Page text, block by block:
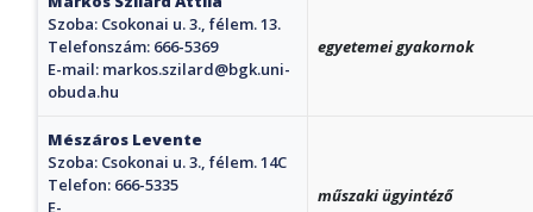
Szoba: Csokonai u. 3., félem. 13.
Telefonszám: 666-5369
E-mail: markos.szilard@bgk.uni-
obuda.hu
egyetemei gyakornok
Mészáros Levente
Szoba: Csokonai u. 3., félem. 14C
Telefon: 666-5335
E-
műszaki ügyintéző